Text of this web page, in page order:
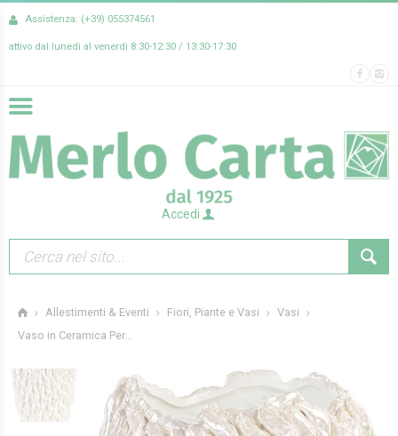
Assistenza: (+39) 055374561
attivo dal lunedì al venerdì 8:30-12:30 / 13:30-17:30
Accedi
Allestimenti & Eventi Fiori, Piante e Vasi
Vasi
Vaso in Ceramica Per...